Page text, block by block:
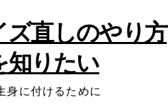
ズ直しのやり方
知りたい
身に付けるために